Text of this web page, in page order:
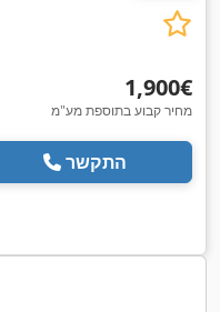
‏1,900 ‏€
מחיר קבוע בתוספת מע"מ
התקשר